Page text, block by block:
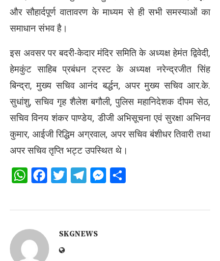
और सौहार्दपूर्ण वातावरण के माध्यम से ही सभी समस्याओं का
समाधान संभव है।
इस अवसर पर बदरी-केदार मंदिर समिति के अध्यक्ष हेमंत द्विवेदी,
हेमकुंट साहिब प्रबंधन ट्रस्ट के अध्यक्ष नरेन्द्रजीत सिंह
बिन्द्रा, मुख्य सचिव आनंद बर्द्धन, अपर मुख्य सचिव आर.के.
सुधांशु, सचिव गृह शैलेश बगौली, पुलिस महानिदेशक दीपम सेठ,
सचिव विनय शंकर पाण्डेय, डीजी अभिसूचना एवं सुरक्षा अभिनव
कुमार, आईजी रिद्धिम अग्रवाल, अपर सचिव बंशीधर तिवारी तथा
अपर सचिव तृप्ति भट्ट उपस्थित थे।
WhatsApp
Facebook
Twitter
Telegram
Messenger
SKGNEWS